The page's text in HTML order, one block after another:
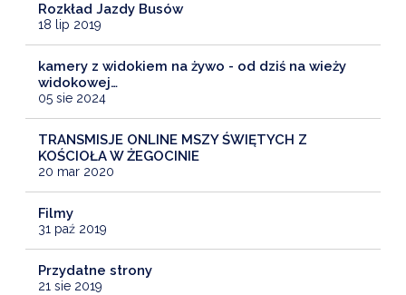
Rozkład Jazdy Busów
18 lip 2019
kamery z widokiem na żywo - od dziś na wieży
widokowej…
05 sie 2024
TRANSMISJE ONLINE MSZY ŚWIĘTYCH Z
KOŚCIOŁA W ŻEGOCINIE
20 mar 2020
Filmy
31 paź 2019
Przydatne strony
21 sie 2019